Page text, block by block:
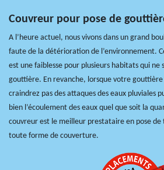
Couvreur pour pose de
A l’heure actuel, nous vivons dans un grand
faute de la détérioration de l’environnement.
est une faiblesse pour plusieurs habitats qui ne
gouttière. En revanche, lorsque votre
craindrez pas des attaques des eaux pluviales
bien l’écoulement des eaux quel que soit la
couvreur est le meilleur prestataire en pose
toute forme de couverture.